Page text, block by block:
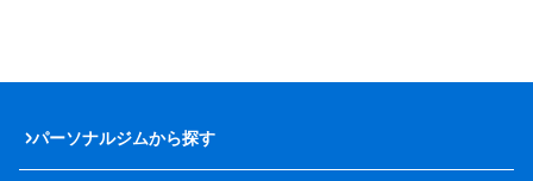
パーソナルジムから探す